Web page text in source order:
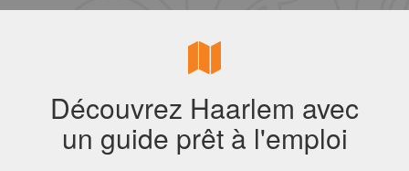
Découvrez Haarlem avec
un guide prêt à l'emploi